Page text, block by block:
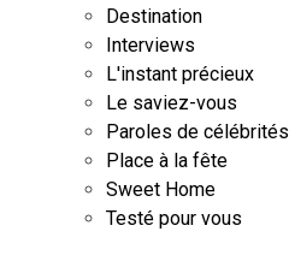
Destination
Interviews
L'instant précieux
Le saviez-vous
Paroles de célébrités
Place à la fête
Sweet Home
Testé pour vous